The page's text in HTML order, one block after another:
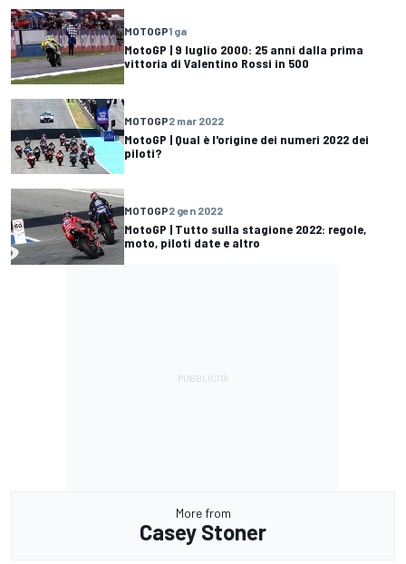
MOTOGP1 ga
MotoGP | 9 luglio 2000: 25 anni dalla prima
vittoria di Valentino Rossi in 500
MOTOGP2 mar 2022
MotoGP | Qual è l'origine dei numeri 2022 dei
piloti?
MOTOGP2 gen 2022
MotoGP | Tutto sulla stagione 2022: regole,
moto, piloti date e altro
More from
Casey Stoner